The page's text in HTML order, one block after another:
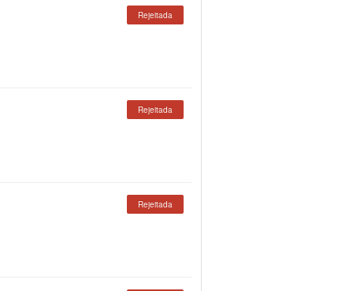
Rejeitada
Rejeitada
Rejeitada